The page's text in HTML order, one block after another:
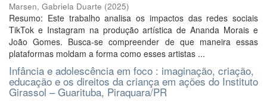
Marsen, Gabriela Duarte (2025)
Resumo: Este trabalho analisa os impactos das redes sociais
TikTok e Instagram na produção artística de Ananda Morais e
João Gomes. Busca-se compreender de que maneira essas
plataformas moldam a forma como esses artistas ...
Infância e adolescência em foco : imaginação, criação,
educação e os direitos da criança em ações do Instituto
Girassol – Guarituba, Piraquara/PR